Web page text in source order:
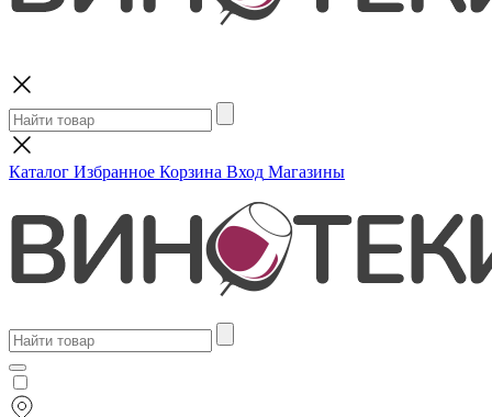
Каталог Избранное Корзина Вход Магазины